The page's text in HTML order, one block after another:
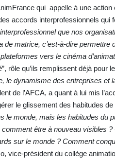
qui appelle à une
accords interprofessionnels qui
interprofessionnel que nos
de matrice, c’est-à-dire
vers le cinéma
”, rôle qu’ils remplissent déjà pour
le dynamisme des entreprises et
de l’AFCA, a quant à lui mis
le glissement des habitudes de
le monde, mais les habitudes du
être à nouveau visibles
sur le monde ? Comment
vice-président du collège